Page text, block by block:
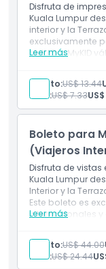
Disfruta de
Kuala Lumpur
interior y la
exclusivamente
MyKAD o MyKID
Leer más
Acceso a la
Acceso a la
Válido para
MyKAD/MyKID)
Adulto:US$ 13.44
Niño:US$ 7.33
Boleto para
(Viajeros
Disfruta de
Kuala Lumpur
Interior y la
Este boleto es
internacionales
inolvidable del
Leer más
Inclusiones
Acceso a la
Adulto:US$ 44.00
Niño:US$ 24.44